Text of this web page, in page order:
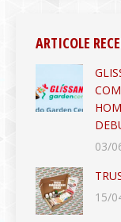
ARTICOLE
03/
15/